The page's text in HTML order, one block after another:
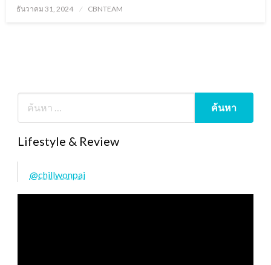
Posted
ธันวาคม 31, 2024 CBNTEAM
Lifestyle & Review
@chillwonpai